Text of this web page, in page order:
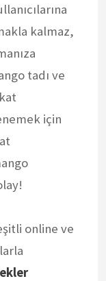
kalmaz,
tadı ve
için
online ve